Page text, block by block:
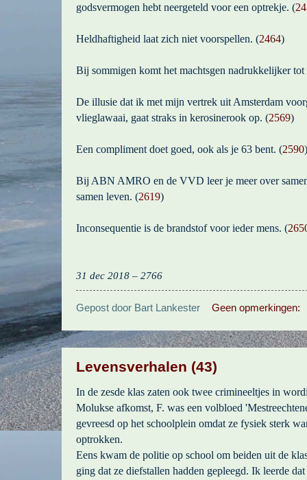
godsvermogen hebt neergeteld voor een optrekje. (
Heldhaftigheid laat zich niet voorspellen. (2464)
Bij sommigen komt het machtsgen nadrukkelijker tot
De illusie dat ik met mijn vertrek uit Amsterdam
vlieglawaai, gaat straks in kerosinerook op. (2569)
Een compliment doet goed, ook als je 63 bent. (2590)
Bij ABN AMRO en de VVD leer je meer over
samen leven. (2619)
Inconsequentie is de brandstof voor ieder mens. (
31 dec 2018 – 2766
Gepost door Bart Lankester Geen opmerkingen:
Levensverhalen (43)
In de zesde klas zaten ook twee crimineeltjes in
Molukse afkomst, F. was een volbloed
gevreesd op het schoolplein omdat ze fysiek sterk
optrokken.
Eens kwam de politie op school om beiden uit de
ging dat ze diefstallen hadden gepleegd. Ik leerde